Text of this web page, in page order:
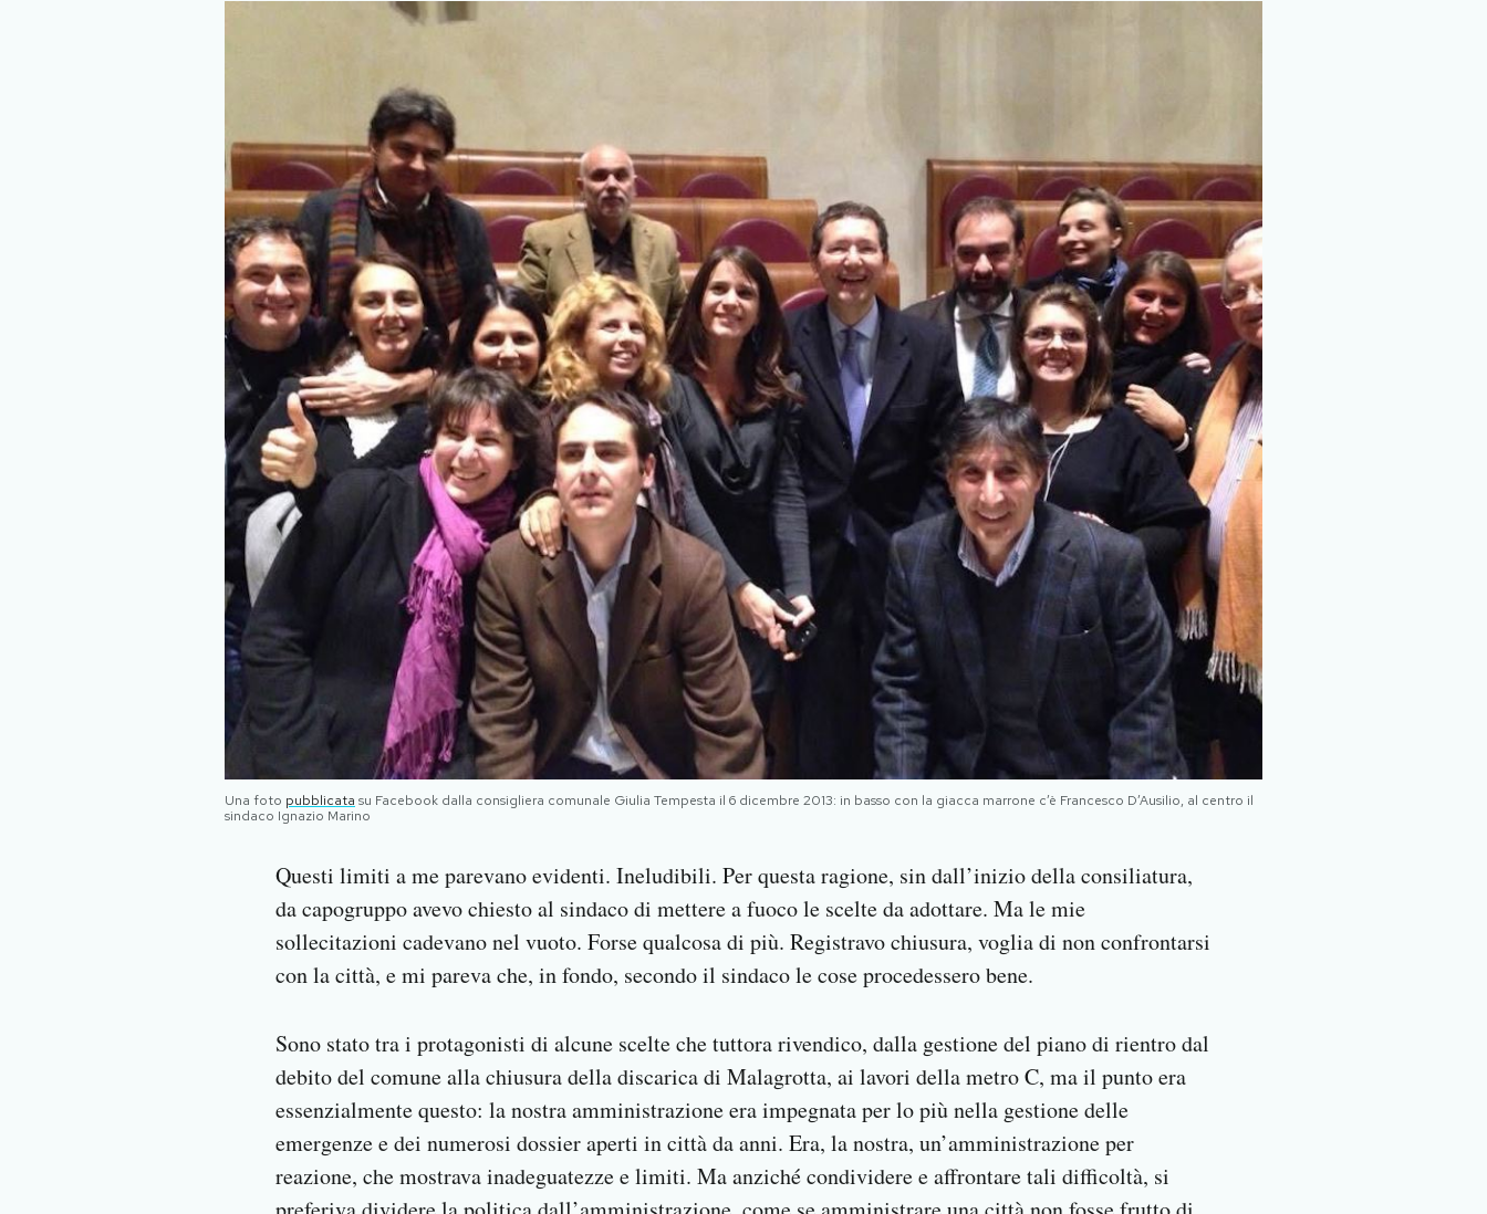
Una foto pubblicata su Facebook dalla consigliera comunale Giulia Tempesta il 6 dicembre 2013: in basso con la giacca marrone c’è Francesco D’Ausilio, al centro il
sindaco Ignazio Marino
Questi limiti a me parevano evidenti. Ineludibili. Per questa ragione, sin dall’inizio della consiliatura,
da capogruppo avevo chiesto al sindaco di mettere a fuoco le scelte da adottare. Ma le mie
sollecitazioni cadevano nel vuoto. Forse qualcosa di più. Registravo chiusura, voglia di non confrontarsi
con la città, e mi pareva che, in fondo, secondo il sindaco le cose procedessero bene.
Sono stato tra i protagonisti di alcune scelte che tuttora rivendico, dalla gestione del piano di rientro dal
debito del comune alla chiusura della discarica di Malagrotta, ai lavori della metro C, ma il punto era
essenzialmente questo: la nostra amministrazione era impegnata per lo più nella gestione delle
emergenze e dei numerosi dossier aperti in città da anni. Era, la nostra, un’amministrazione per
reazione, che mostrava inadeguatezze e limiti. Ma anziché condividere e affrontare tali difficoltà, si